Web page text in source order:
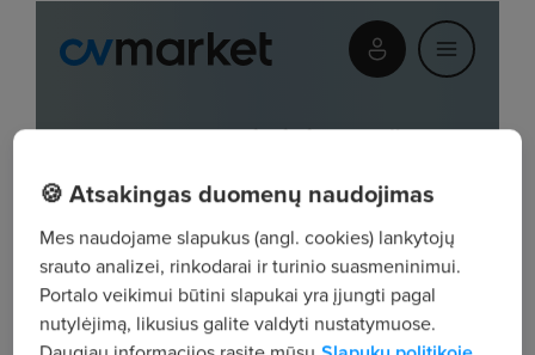
🍪 Atsakingas duomenų naudojimas
Mes naudojame slapukus (angl. cookies) lankytojų
srauto analizei, rinkodarai ir turinio suasmeninimui.
Portalo veikimui būtini slapukai yra įjungti pagal
nutylėjimą, likusius galite valdyti nustatymuose.